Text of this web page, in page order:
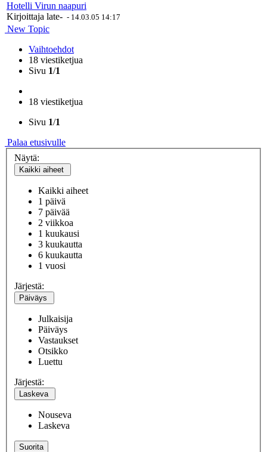
Hotelli Virun naapuri
Kirjoittaja late- - 14.03.05 14:17
New Topic
Vaihtoehdot
18 viestiketjua
Sivu 1/1
18 viestiketjua
Sivu 1/1
Palaa etusivulle
Näytä:
Kaikki aiheet
Kaikki aiheet
1 päivä
7 päivää
2 viikkoa
1 kuukausi
3 kuukautta
6 kuukautta
1 vuosi
Järjestä:
Päiväys
Julkaisija
Päiväys
Vastaukset
Otsikko
Luettu
Järjestä:
Laskeva
Nouseva
Laskeva
Suorita